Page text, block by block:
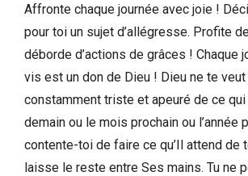
Affronte chaque journée avec joie !
pour toi un sujet d’allégresse. Profite
déborde d’actions de grâces ! Chaque
vis est un don de Dieu ! Dieu ne te veut
constamment triste et apeuré de ce
demain ou le mois prochain ou l’année
contente-toi de faire ce qu’Il attend de
laisse le reste entre Ses mains. Tu ne